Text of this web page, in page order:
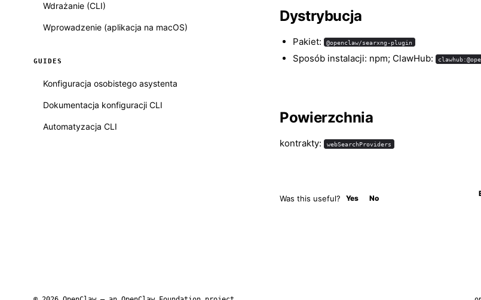
Wdrażanie (CLI)
Wprowadzenie (aplikacja na macOS)
GUIDES
Konfiguracja osobistego asystenta
Dokumentacja konfiguracji CLI
Automatyzacja CLI
Dystrybucja
Pakiet: @openclaw/searxng-plugin
Sposób instalacji: npm; ClawHub:
Powierzchnia
kontrakty: webSearchProviders
Was this useful? Yes No